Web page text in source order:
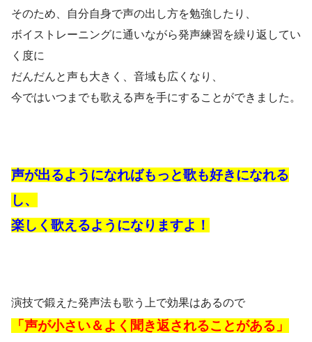
そのため、自分自身で声の出し方を勉強したり、
ボイストレーニングに通いながら発声練習を繰り返してい
く度に
だんだんと声も大きく、音域も広くなり、
今ではいつまでも歌える声を手にすることができました。
声が出るようになればもっと歌も好きになれる
し、
楽しく歌えるようになりますよ！
演技で鍛えた発声法も歌う上で効果はあるので
「声が小さい＆よく聞き返されることがある」